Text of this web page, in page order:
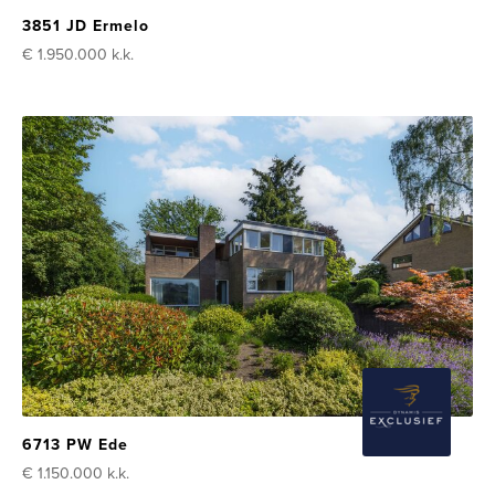
3851 JD Ermelo
€ 1.950.000 k.k.
6713 PW Ede
€ 1.150.000 k.k.